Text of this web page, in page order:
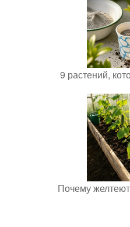
9 растений,
Почему